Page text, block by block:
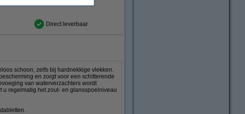
Direct leverbaar
schoon, zelfs bij hardnekkige vlekken.
en zorgt voor een schitterende
van waterverzachters wordt
u regelmatig het zout- en glansspoelniveau